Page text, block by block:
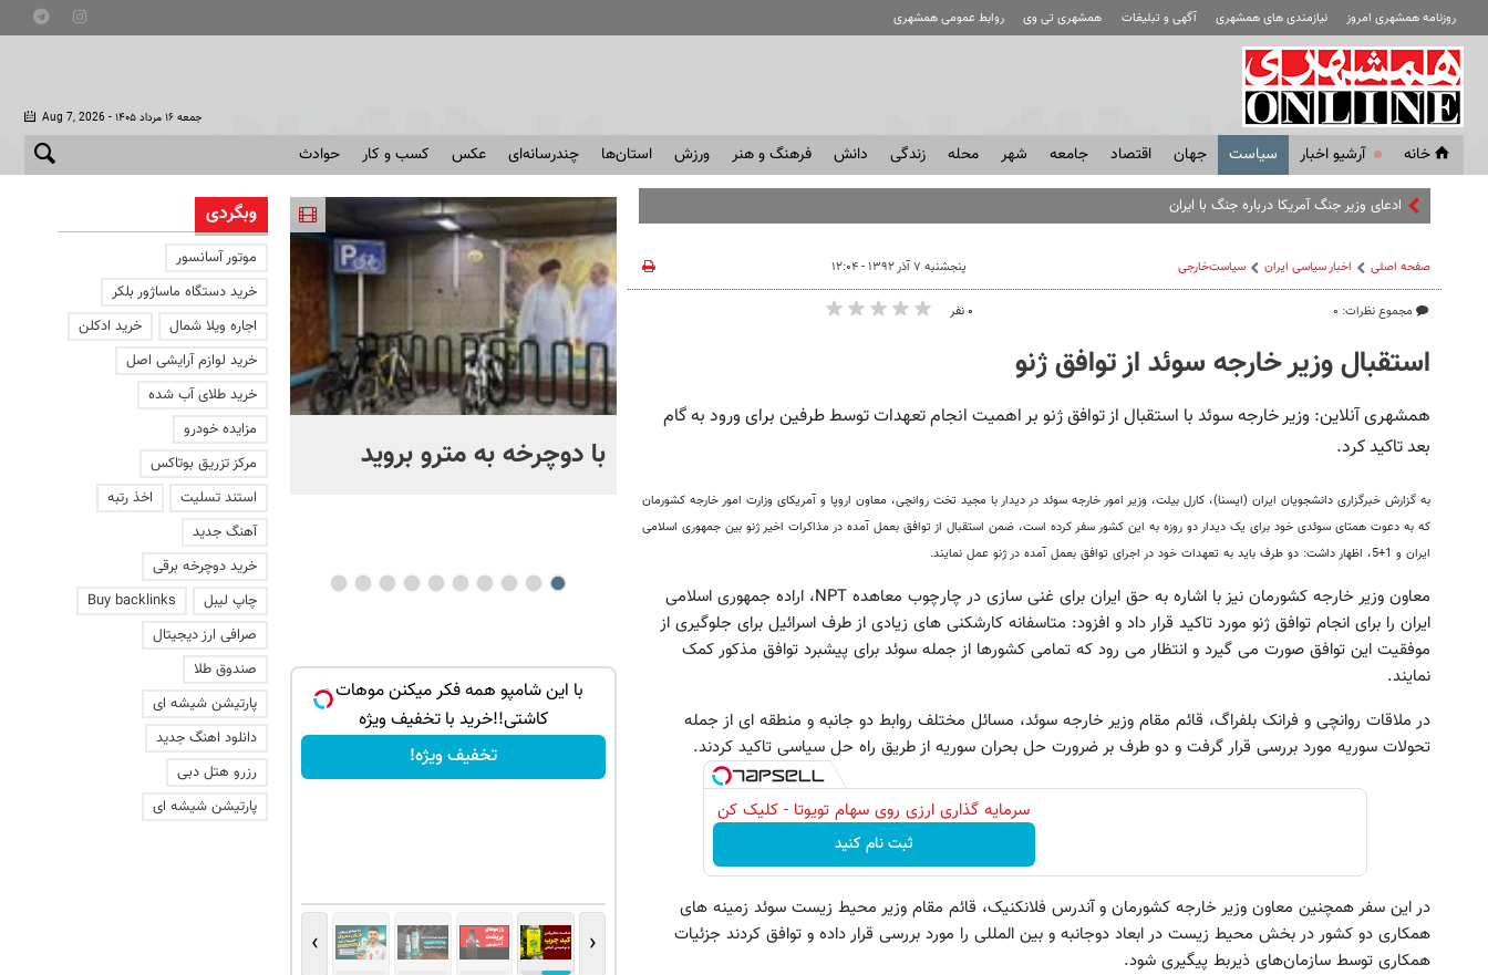
روزنامه همشهری امروز نیازمندی های همشهری آگهی و تبلیغات همشهری تی وی روابط عمومی همشهری
Aug 7, 2026 - جمعه ۱۶ مرداد ۱۴۰۵
خانه آرشیو اخبار سياست جهان اقتصاد جامعه شهر محله زندگی دانش فرهنگ و هنر ورزش استان‌ها چندرسانه‌ای عکس کسب و کار حوادث
ادعای وزیر جنگ آمریکا درباره جنگ با ایران
صفحه اصلی اخبار سیاسی ایران سیاست‌خارجی
مجموع نظرات: ۰
پنجشنبه ۷ آذر ۱۳۹۲ - ۱۲:۰۴
۰ نفر
استقبال وزیر خارجه سوئد از توافق ژنو
همشهری آنلاین: وزیر خارجه سوئد با استقبال از توافق ژنو بر اهمیت انجام تعهدات توسط طرفین برای ورود به گام
بعد تاکید کرد.
به گزارش خبرگزاری دانشجویان ایران (ایسنا)، کارل بیلت، وزیر امور خارجه سوئد در دیدار با مجید تخت روانچی، معاون اروپا و آمریکای وزارت امور خارجه کشورمان
که به دعوت همتای سوئدی خود برای یک دیدار دو روزه به این کشور سفر کرده است، ضمن استقبال از توافق بعمل آمده در مذاکرات اخیر ژنو بین جمهوری اسلامی
ایران و 1+5، اظهار داشت: دو طرف باید به تعهدات خود در اجرای توافق بعمل آمده در ژنو عمل نمایند.
معاون وزیر خارجه کشورمان نیز با اشاره به حق ایران برای غنی سازی در چارچوب معاهده NPT، اراده جمهوری اسلامی
ایران را برای انجام توافق ژنو مورد تاکید قرار داد و افزود: متاسفانه کارشکنی های زیادی از طرف اسرائیل برای جلوگیری از
موفقیت این توافق صورت می گیرد و انتظار می رود که تمامی کشورها از جمله سوئد برای پیشبرد توافق مذکور کمک
نمایند.
در ملاقات روانچی و فرانک بلفراگ، قائم مقام وزیر خارجه سوئد، مسائل مختلف روابط دو جانبه و منطقه ای از جمله
تحولات سوریه مورد بررسی قرار گرفت و دو طرف بر ضرورت حل بحران سوریه از طریق راه حل سیاسی تاکید کردند.
سرمایه گذاری ارزی روی سهام تویوتا - کلیک کن
ثبت نام کنید
در این سفر همچنین معاون وزیر خارجه کشورمان و آندرس فلانکنیک، قائم مقام وزیر محیط زیست سوئد زمینه های
همکاری دو کشور در بخش محیط زیست در ابعاد دوجانبه و بین المللی را مورد بررسی قرار داده و توافق کردند جزئیات
همکاری توسط سازمان‌های ذیربط پیگیری شود.
+ فیلم
با دوچرخه به مترو بروید
بوتاکس‌های تقلبی کجا
می‌شوند؟
معجزه آسای پاکسازی کبد با تخفیف
ویژه
خرید محصول
میزنه!40%تخفیف
خرید محصول
کن(شامپو اسپیرولینا45%تخفیف)
خرید محصول
با این شامپو همه فکر میکنن موهات و
کاشتی!!خرید با تخفیف ویژه
تخفیف ویژه!
‹
›
وبگردی
موتور آسانسور
خرید دستگاه ماساژور بلکر
اجاره ویلا شمال
خرید ادکلن
خرید لوازم آرایشی اصل
خرید طلای آب شده
مزایده خودرو
مرکز تزریق بوتاکس
استند تسلیت
اخذ رتبه
آهنگ جدید
خرید دوچرخه برقی
چاپ لیبل
Buy backlinks
صرافی ارز دیجیتال
صندوق طلا
پارتیشن شیشه ای
دانلود اهنگ جدید
رزرو هتل دبی
پارتیشن شیشه ای